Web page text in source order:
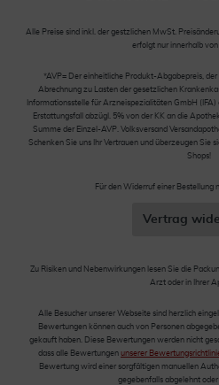
Alle Preise sind inkl. der gestzlichen MwSt.
erfolgt nur innerhalb
*AVP= Der einheitliche Produkt-Abgabepreis,
Abrechnung zu Lasten der gesetzlichen
Informationsstelle für Arzneispezialitäten GmbH (IFA)
Erstattungsfall abzügl. 5% von der KK an die
Summe der Einzel-AVP. Volksversand
Schenken Sie uns Ihr Vertrauen und überzeugen Sie
Shops!
Für den Widerruf einer Bestellung
Vertrag
Zu Risiken und Nebenwirkungen lesen Sie die
Arzt oder in Ihrer
Alle Besucher unserer Webseite sind herzlich
Bewertungen können auch von Personen
gekauft haben. Diese Bewertungen werden nicht
dass alle Bewertungen unserer
Bewertung wird einer sorgfältigen manuellen
gegebenfalls abgelehnt